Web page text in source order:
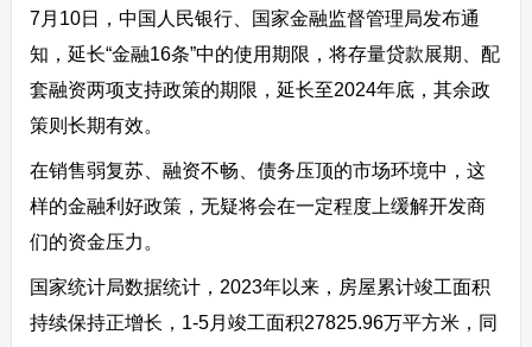
7月10日，中国人民银行、国家金融监督管理局发布通
知，延长“金融16条”中的使用期限，将存量贷款展期、配
套融资两项支持政策的期限，延长至2024年底，其余政
策则长期有效。
在销售弱复苏、融资不畅、债务压顶的市场环境中，这
样的金融利好政策，无疑将会在一定程度上缓解开发商
们的资金压力。
国家统计局数据统计，2023年以来，房屋累计竣工面积
持续保持正增长，1-5月竣工面积27825.96万平方米，同